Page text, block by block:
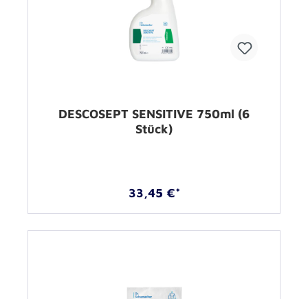
DESCOSEPT SENSITIVE 750ml (6
Stück)
33,45 €*